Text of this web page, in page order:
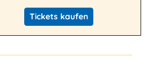
Tickets kaufen